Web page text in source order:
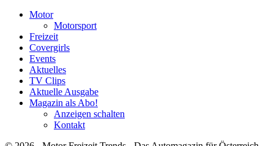
Motor
Motorsport
Freizeit
Covergirls
Events
Aktuelles
TV Clips
Aktuelle Ausgabe
Magazin als Abo!
Anzeigen schalten
Kontakt